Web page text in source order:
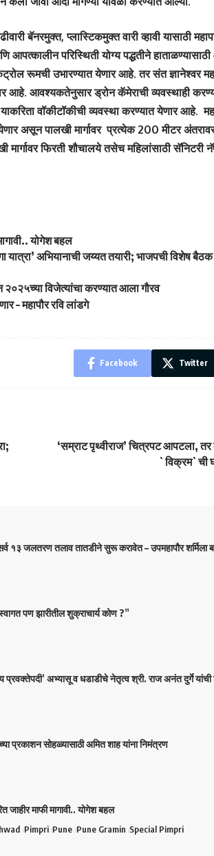
बॅनरमुक्त, प्लास्टिकमुक्त वारी व्हावी यासाठी
आपत्कालीन परिस्थिती योग्य पद्धतीने
रूमची उभारण्यात येणार आहे. तर संत ज्ञानेश्वर
आहे. आवश्यकतेनुसार ड्रोन कॅमेराची व्यवस्थाही
वॉकीटॉकीची व्यवस्था करण्यात येणार आहे.
असून पालखी मार्गावर प्रत्येक 200 मीटर
फिरती शौचालये तसेच महिलांसाठी सॅनिटरी
योगेश बहल
यात्रा’ अभियानाची जय्यत तयारी; भाजपची विशेष
२०२५च्या विजेत्यांचा करण्यात आला गौरव
– महापौर रवि लांडगे
Facebook Twitter
‘सम्राट पृथ्वीराज’ चित्रपट आपटला,
`विक्रम`ची
१३ जलतरण तलाव तातडीने सुरू करावेत – उपमहापौर शर्मिला
पण झारीतील शुक्राचार्य कोण ?”
प्रवक्तेपदी’ अभ्यासू व धडाडीचे नेतृत्व श्री. राज अनंत दुर्गे यांची
प्रकाशन सोहळ्यासाठी अमित शाह यांना निमंत्रण
जाहीर माफी मागावी.. योगेश बहल
Pimpri Pune Pune Gramin Special Pimpri